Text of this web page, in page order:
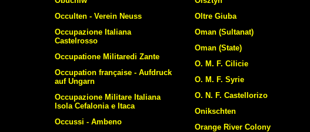
Occulten - Verein Neuss
Occupazione Italiana
Castelrosso
Occupatione Militaredi Zante
Occupation française - Aufdruck
auf Ungarn
Occupazione Militare Italiana
Isola Cefalonia e Itaca
Occussi - Ambeno
Oltre Giuba
Oman (Sultanat)
Oman (State)
O. M. F. Cilicie
O. M. F. Syrie
O. N. F. Castellorizo
Onikschten
Orange River Colony